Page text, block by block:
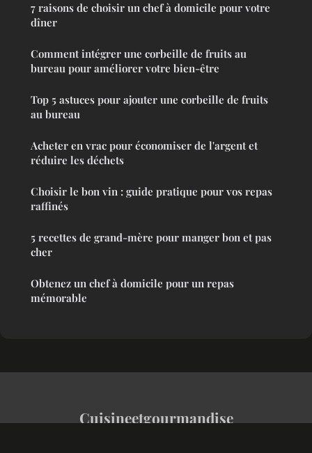
7 raisons de choisir un chef à domicile pour votre
dîner
Comment intégrer une corbeille de fruits au
bureau pour améliorer votre bien-être
Top 5 astuces pour ajouter une corbeille de fruits
au bureau
Acheter en vrac pour économiser de l'argent et
réduire les déchets
Choisir le bon vin : guide pratique pour vos repas
raffinés
5 recettes de grand-mère pour manger bon et pas
cher
Obtenez un chef à domicile pour un repas
mémorable
Cuisineetgourmandise